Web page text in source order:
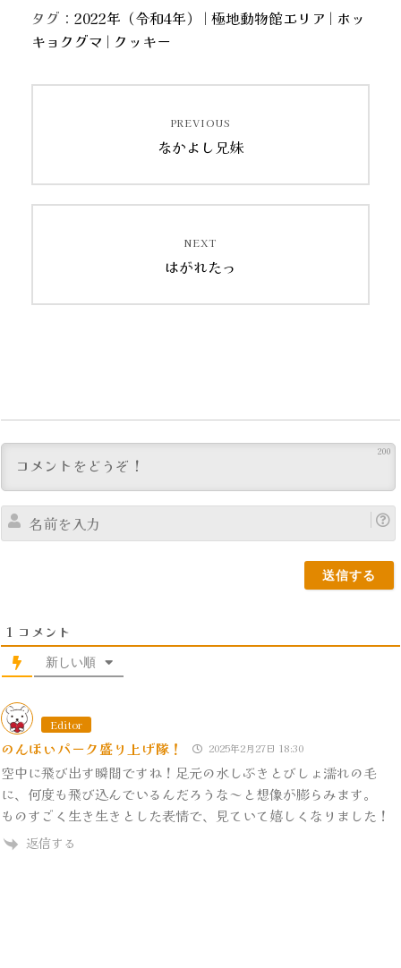
タグ： 2022年（令和4年） | 極地動物館エリア | ホッ
キョクグマ | クッキー
ナ
ビ
PREVIOUS
Previous
なかよし兄妹
NEXT
Next
はがれたっ
200
力
1 コメント
新しい順
Editor
のんほいパーク盛り上げ隊！ 2025年2月27日 18:30
空中に飛び出す瞬間ですね！足元の水しぶきとびしょ濡れの毛
に、何度も飛び込んでいるんだろうな～と想像が膨らみます。
ものすごく生き生きとした表情で、見ていて嬉しくなりました！
返信する